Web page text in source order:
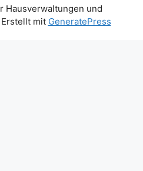
Hausverwaltungen und
mit GeneratePress